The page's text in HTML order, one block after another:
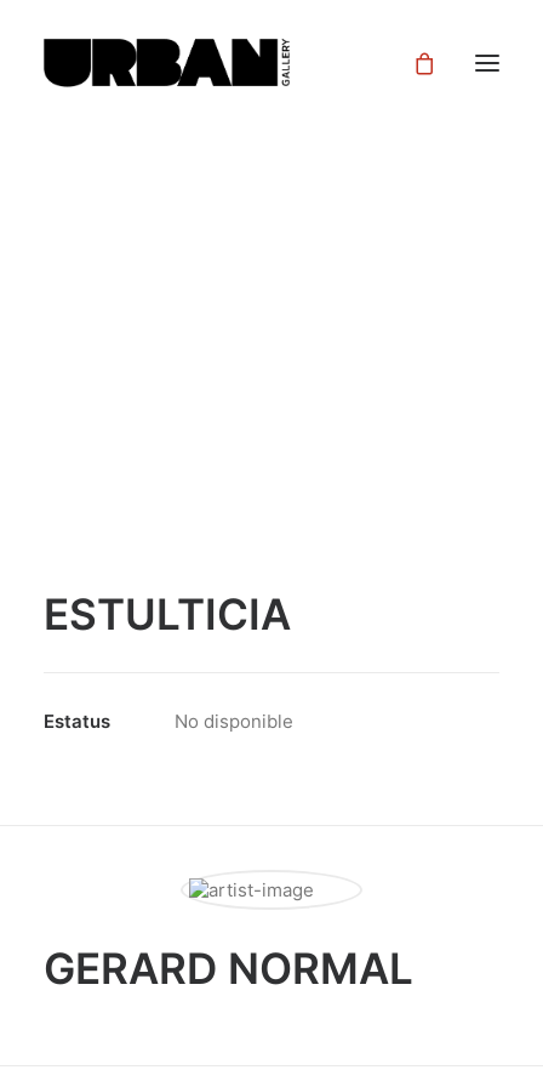
ESTULTICIA
Estatus No disponible
GERARD NORMAL